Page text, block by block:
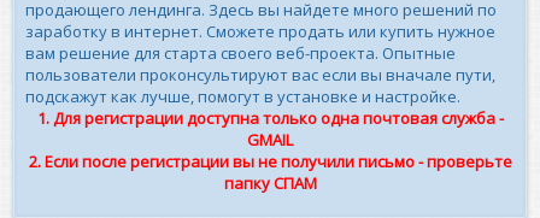
продающего лендинга. Здесь вы найдете много решений по
заработку в интернет. Сможете продать или купить нужное
вам решение для старта своего веб-проекта. Опытные
пользователи проконсультируют вас если вы вначале пути,
подскажут как лучше, помогут в установке и настройке.
1. Для регистрации доступна только одна почтовая служба -
GMAIL
2. Если после регистрации вы не получили письмо - проверьте
папку СПАМ